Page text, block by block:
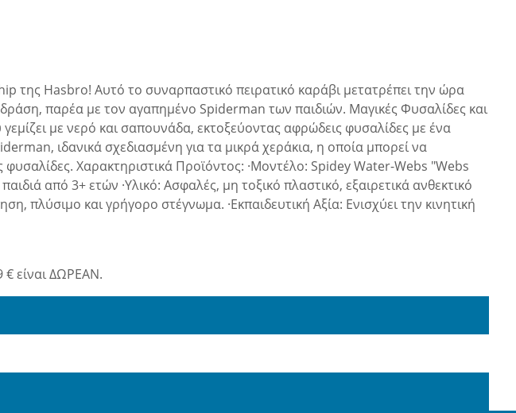
της Hasbro! Αυτό το συναρπαστικό πειρατικό καράβι μετατρέπει την ώρα
παρέα με τον αγαπημένο Spiderman των παιδιών. Μαγικές Φυσαλίδες και
με νερό και σαπουνάδα, εκτοξεύοντας αφρώδεις φυσαλίδες με ένα
ιδανικά σχεδιασμένη για τα μικρά χεράκια, η οποία μπορεί να
Χαρακτηριστικά Προϊόντος: ·Μοντέλο: Spidey Water-Webs "Webs
από 3+ ετών ·Υλικό: Ασφαλές, μη τοξικό πλαστικό, εξαιρετικά ανθεκτικό
πλύσιμο και γρήγορο στέγνωμα. ·Εκπαιδευτική Αξία: Ενισχύει την κινητική
€ είναι ΔΩΡΕΑΝ.